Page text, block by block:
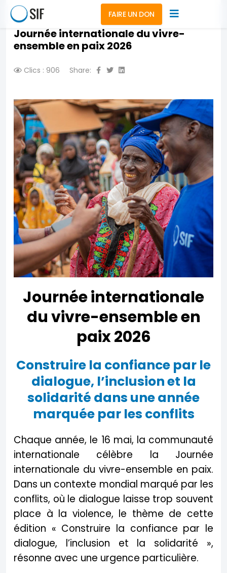
FAIRE UN DON
Journée internationale du vivre-
ensemble en paix 2026
Clics : 906 Share:
Journée internationale
du vivre-ensemble en
paix 2026
Construire la confiance par le
dialogue, l’inclusion et la
solidarité dans une année
marquée par les conflits
Chaque année, le 16 mai, la communauté
internationale célèbre la Journée
internationale du vivre-ensemble en paix.
Dans un contexte mondial marqué par les
conflits, où le dialogue laisse trop souvent
place à la violence, le thème de cette
édition « Construire la confiance par le
dialogue, l’inclusion et la solidarité »,
résonne avec une urgence particulière.